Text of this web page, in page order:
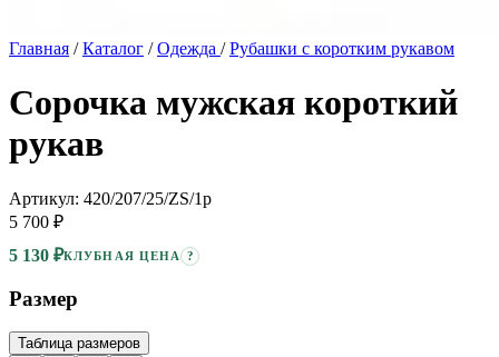
Главная / Каталог / Одежда / Рубашки с коротким рукавом
Сорочка мужская короткий
рукав
Артикул: 420/207/25/ZS/1p
5 700 ₽
5 130 ₽КЛУБНАЯ ЦЕНА ?
Размер
Таблица размеров